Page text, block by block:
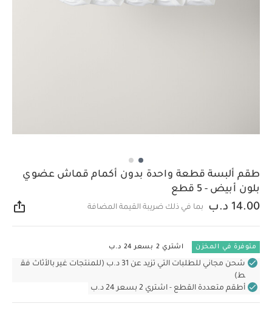
طقم ألبسة قطعة واحدة بدون أكمام قماش عضوي
بلون أبيض - 5 قطع
14.00 د.ب بما في ذلك ضريبة القيمة المضافة
متوفرة في المخزن اشتري 2 بسعر 24 د.ب
شحن مجاني للطلبات التي تزيد عن 31 د.ب (للمنتجات غير بالأثاث فق
ط)
أطقم متعددة القطع - اشتري 2 بسعر 24 د.ب